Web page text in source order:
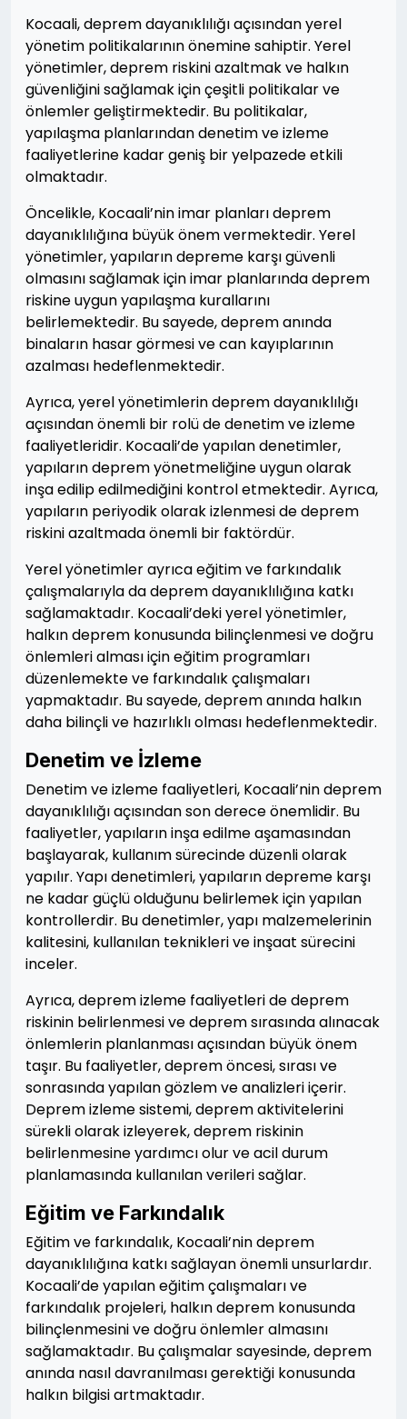
Kocaali, deprem dayanıklılığı açısından yerel
yönetim politikalarının önemine sahiptir. Yerel
yönetimler, deprem riskini azaltmak ve halkın
güvenliğini sağlamak için çeşitli politikalar ve
önlemler geliştirmektedir. Bu politikalar,
yapılaşma planlarından denetim ve izleme
faaliyetlerine kadar geniş bir yelpazede etkili
olmaktadır.
Öncelikle, Kocaali’nin imar planları deprem
dayanıklılığına büyük önem vermektedir. Yerel
yönetimler, yapıların depreme karşı güvenli
olmasını sağlamak için imar planlarında deprem
riskine uygun yapılaşma kurallarını
belirlemektedir. Bu sayede, deprem anında
binaların hasar görmesi ve can kayıplarının
azalması hedeflenmektedir.
Ayrıca, yerel yönetimlerin deprem dayanıklılığı
açısından önemli bir rolü de denetim ve izleme
faaliyetleridir. Kocaali’de yapılan denetimler,
yapıların deprem yönetmeliğine uygun olarak
inşa edilip edilmediğini kontrol etmektedir. Ayrıca,
yapıların periyodik olarak izlenmesi de deprem
riskini azaltmada önemli bir faktördür.
Yerel yönetimler ayrıca eğitim ve farkındalık
çalışmalarıyla da deprem dayanıklılığına katkı
sağlamaktadır. Kocaali’deki yerel yönetimler,
halkın deprem konusunda bilinçlenmesi ve doğru
önlemleri alması için eğitim programları
düzenlemekte ve farkındalık çalışmaları
yapmaktadır. Bu sayede, deprem anında halkın
daha bilinçli ve hazırlıklı olması hedeflenmektedir.
Denetim ve İzleme
Denetim ve izleme faaliyetleri, Kocaali’nin deprem
dayanıklılığı açısından son derece önemlidir. Bu
faaliyetler, yapıların inşa edilme aşamasından
başlayarak, kullanım sürecinde düzenli olarak
yapılır. Yapı denetimleri, yapıların depreme karşı
ne kadar güçlü olduğunu belirlemek için yapılan
kontrollerdir. Bu denetimler, yapı malzemelerinin
kalitesini, kullanılan teknikleri ve inşaat sürecini
inceler.
Ayrıca, deprem izleme faaliyetleri de deprem
riskinin belirlenmesi ve deprem sırasında alınacak
önlemlerin planlanması açısından büyük önem
taşır. Bu faaliyetler, deprem öncesi, sırası ve
sonrasında yapılan gözlem ve analizleri içerir.
Deprem izleme sistemi, deprem aktivitelerini
sürekli olarak izleyerek, deprem riskinin
belirlenmesine yardımcı olur ve acil durum
planlamasında kullanılan verileri sağlar.
Eğitim ve Farkındalık
Eğitim ve farkındalık, Kocaali’nin deprem
dayanıklılığına katkı sağlayan önemli unsurlardır.
Kocaali’de yapılan eğitim çalışmaları ve
farkındalık projeleri, halkın deprem konusunda
bilinçlenmesini ve doğru önlemler almasını
sağlamaktadır. Bu çalışmalar sayesinde, deprem
anında nasıl davranılması gerektiği konusunda
halkın bilgisi artmaktadır.